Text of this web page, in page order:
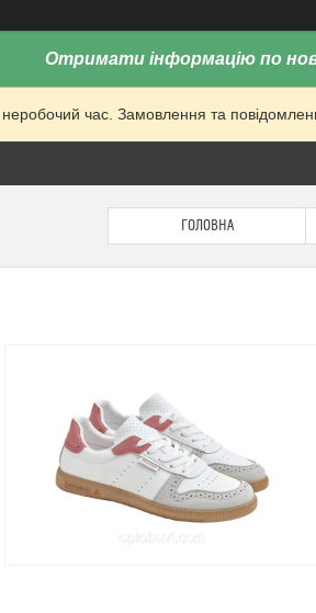
Отримати інформацію по
неробочий час. Замовлення та
ГОЛОВНА